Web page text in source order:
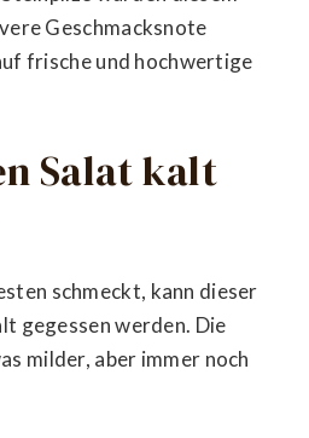
Geschmacksnote
frische und hochwertige
Salat kalt
schmeckt, kann dieser
gegessen werden. Die
milder, aber immer noch